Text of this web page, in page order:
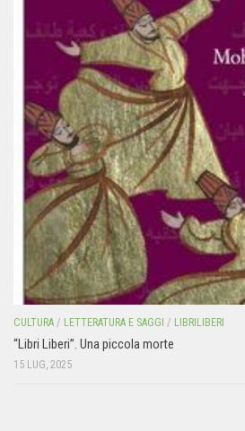
CULTURA / LETTERATURA E SAGGI / LIBRILIBERI
“Libri Liberi”. Una piccola morte
15 LUG, 2025